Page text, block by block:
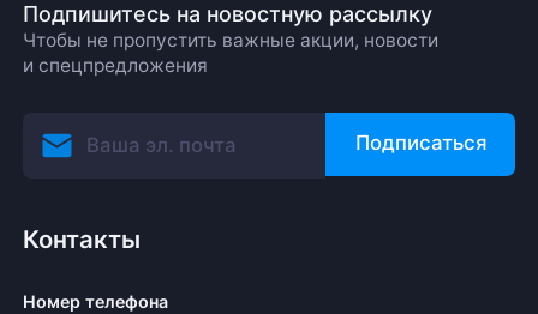
Подпишитесь на новостную рассылку
Чтобы не пропустить важные акции, новости
и спецпредложения
Подписаться
Контакты
Номер телефона